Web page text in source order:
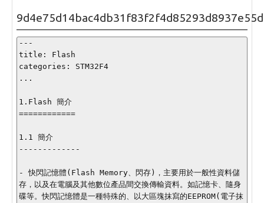
---
title: Flash
categories: STM32F4
...
1.Flash 簡介
============
1.1 簡介
-------------
- 快閃記憶體(Flash Memory、閃存)，主要用於一般性資料儲
存，以及在電腦及其他數位產品間交換傳輸資料。如記憶卡、隨身
碟等。快閃記憶體是一種特殊的、以大區塊抹寫的EEPROM(電子抹